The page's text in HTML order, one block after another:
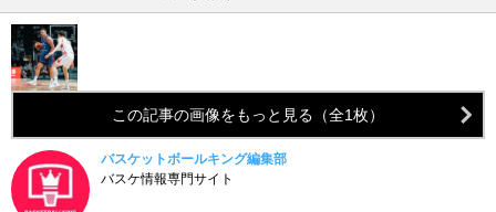
この記事の画像をもっと見る（全1枚）
バスケットボールキング編集部
バスケ情報専門サイト